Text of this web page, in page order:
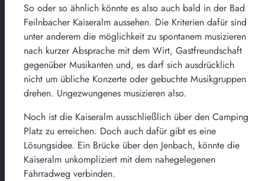
So oder so ähnlich könnte es also auch bald in der Bad
Feilnbacher Kaiseralm aussehen. Die Kriterien dafür sind
unter anderem die möglichkeit zu spontanem musizieren
nach kurzer Absprache mit dem Wirt, Gastfreundschaft
gegenüber Musikanten und, es darf sich ausdrücklich
nicht um übliche Konzerte oder gebuchte Musikgruppen
drehen. Ungezwungenes musizieren also.
Noch ist die Kaiseralm ausschließlich über den Camping
Platz zu erreichen. Doch auch dafür gibt es eine
Lösungsidee. Ein Brücke über den Jenbach, könnte die
Kaiseralm unkompliziert mit dem nahegelegenen
Fahrradweg verbinden.